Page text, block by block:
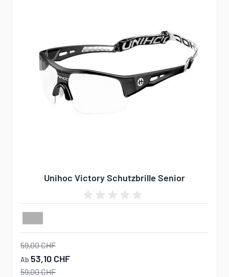
Unihoc Victory Schutzbrille Senior
59,00 CHF
Ab 53,10 CHF
59,00 CHF